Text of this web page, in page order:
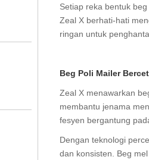
Setiap reka bentuk
Zeal X berhati-hati
ringan untuk
Beg Poli Mailer
Zeal X menawarkan
membantu jenama
fesyen bergantung
Dengan teknologi
dan konsisten. Beg